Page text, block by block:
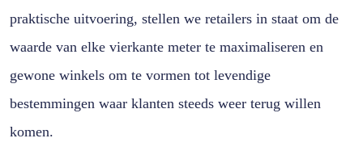
praktische uitvoering, stellen we retailers in staat om de
waarde van elke vierkante meter te maximaliseren en
gewone winkels om te vormen tot levendige
bestemmingen waar klanten steeds weer terug willen
komen.